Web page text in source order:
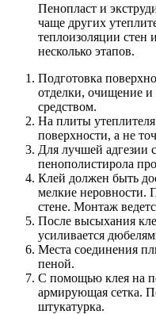
Пенопласт и
чаще других
теплоизоляции стен
несколько этапов.
Подготовка
отделки, очищение
средством.
На плиты
поверхности, а не
Для лучшей адгезии
пенополистирола
Клей должен быть
мелкие неровности.
стене. Монтаж
После высыхания
усиливается
Места соединения
пеной.
С помощью клея на
армирующая сетка.
штукатурка.